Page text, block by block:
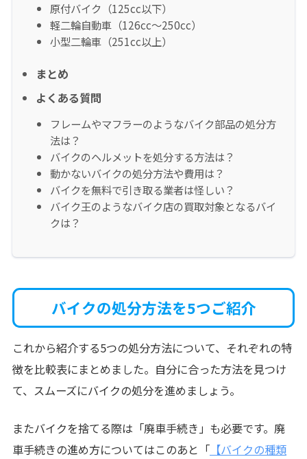
原付バイク（125cc以下）
軽二輪自動車（126cc～250cc）
小型二輪車（251cc以上）
まとめ
よくある質問
フレームやマフラーのようなバイク部品の処分方
法は？
バイクのヘルメットを処分する方法は？
動かないバイクの処分方法や費用は？
バイクを無料で引き取る業者は怪しい？
バイク王のようなバイク店の買取対象となるバイ
クは？
バイクの処分方法を5つご紹介
これから紹介する5つの処分方法について、それぞれの特
徴を比較表にまとめました。自分に合った方法を見つけ
て、スムーズにバイクの処分を進めましょう。
またバイクを捨てる際は「廃車手続き」も必要です。廃
車手続きの進め方についてはこのあと「【バイクの種類